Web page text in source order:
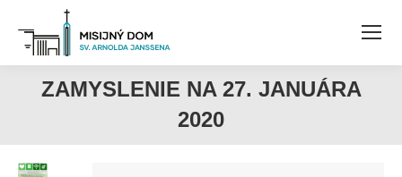
ZAMYSLENIE NA 27. JANUÁRA
2020